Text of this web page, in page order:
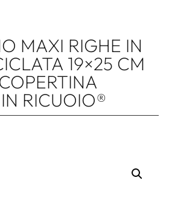
MAXI RIGHE IN
19×25 CM
RICUOIO®